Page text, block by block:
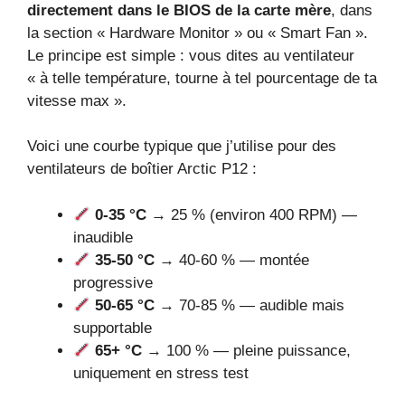
directement dans le BIOS de la carte mère, dans
la section « Hardware Monitor » ou « Smart Fan ».
Le principe est simple : vous dites au ventilateur
« à telle température, tourne à tel pourcentage de ta
vitesse max ».
Voici une courbe typique que j’utilise pour des
ventilateurs de boîtier Arctic P12 :
0-35 °C → 25 % (environ 400 RPM) —
inaudible
35-50 °C → 40-60 % — montée
progressive
50-65 °C → 70-85 % — audible mais
supportable
65+ °C → 100 % — pleine puissance,
uniquement en stress test